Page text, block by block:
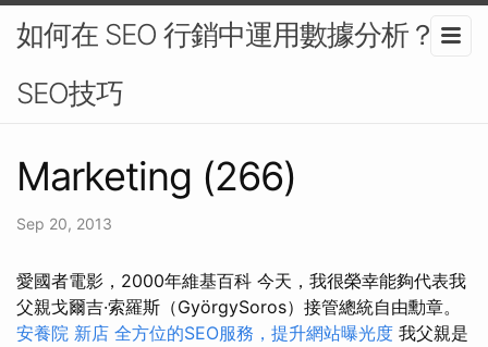
如何在 SEO 行銷中運用數據分析？-
SEO技巧
Marketing (266)
Sep 20, 2013
愛國者電影，2000年維基百科 今天，我很榮幸能夠代表我
父親戈爾吉·索羅斯（GyörgySoros）接管總統自由勳章。
安養院 新店 全方位的SEO服務，提升網站曝光度 我父親是